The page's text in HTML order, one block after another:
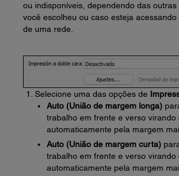
ou indisponíveis, dependendo das
você escolheu ou caso esteja
de uma rede.
Selecione uma das opções de
Auto (União de margem longa)
trabalho em frente e verso virando
automaticamente pela margem
Auto (União de margem curta)
trabalho em frente e verso virando
automaticamente pela margem